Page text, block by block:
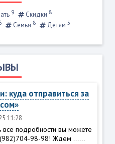
9 Скидки 8
Семья 8 Детям 5
куда отправиться за
11:28
все подробности вы можете
98-98! Ждем ......